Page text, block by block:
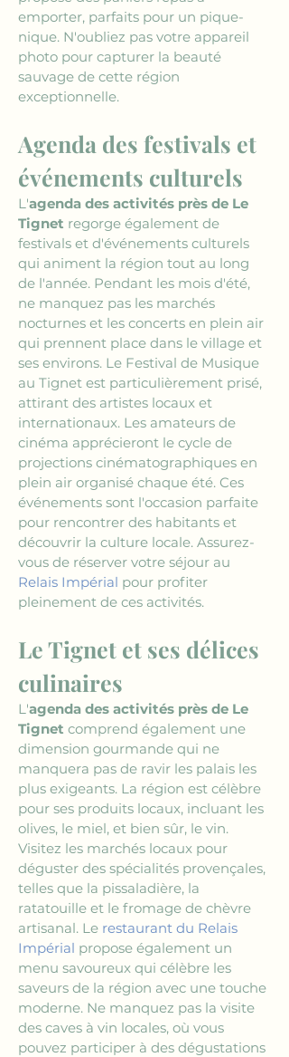
emporter, parfaits pour un pique-
nique. N'oubliez pas votre appareil
photo pour capturer la beauté
sauvage de cette région
exceptionnelle.
Agenda des festivals et
événements culturels
L'agenda des activités près de Le
Tignet regorge également de
festivals et d'événements culturels
qui animent la région tout au long
de l'année. Pendant les mois d'été,
ne manquez pas les marchés
nocturnes et les concerts en plein air
qui prennent place dans le village et
ses environs. Le Festival de Musique
au Tignet est particulièrement prisé,
attirant des artistes locaux et
internationaux. Les amateurs de
cinéma apprécieront le cycle de
projections cinématographiques en
plein air organisé chaque été. Ces
événements sont l'occasion parfaite
pour rencontrer des habitants et
découvrir la culture locale. Assurez-
vous de réserver votre séjour au
Relais Impérial pour profiter
pleinement de ces activités.
Le Tignet et ses délices
culinaires
L'agenda des activités près de Le
Tignet comprend également une
dimension gourmande qui ne
manquera pas de ravir les palais les
plus exigeants. La région est célèbre
pour ses produits locaux, incluant les
olives, le miel, et bien sûr, le vin.
Visitez les marchés locaux pour
déguster des spécialités provençales,
telles que la pissaladière, la
ratatouille et le fromage de chèvre
artisanal. Le restaurant du Relais
Impérial propose également un
menu savoureux qui célèbre les
saveurs de la région avec une touche
moderne. Ne manquez pas la visite
des caves à vin locales, où vous
pouvez participer à des dégustations